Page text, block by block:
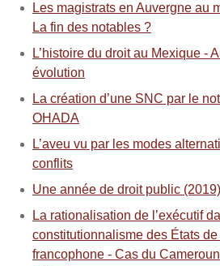
Les magistrats en Auvergne au
La fin des notables ?
L’histoire du droit au Mexique -
évolution
La création d’une SNC par le
OHADA
L’aveu vu par les modes
conflits
Une année de droit public (2019)
La rationalisation de l’exécutif
constitutionnalisme des États de
francophone - Cas du